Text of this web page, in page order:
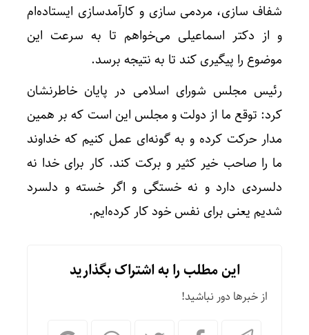
شفاف سازی، مردمی سازی و کارآمدسازی ایستاده‌ام
و از دکتر اسماعیلی می‌خواهم تا به سرعت این
موضوع را پیگیری کند تا به نتیجه برسد.
رئیس مجلس شورای اسلامی در پایان خاطرنشان
کرد: توقع ما از دولت و مجلس این است که بر همین
مدار حرکت کرده و به گونه‌ای عمل کنیم که خداوند
ما را صاحب خیر کثیر و برکت کند. کار برای خدا نه
دلسردی دارد و نه خستگی و اگر خسته و دلسرد
شدیم یعنی برای نفس خود کار کرده‌ایم.
این مطلب را به اشتراک بگذارید
از خبرها دور نباشید!